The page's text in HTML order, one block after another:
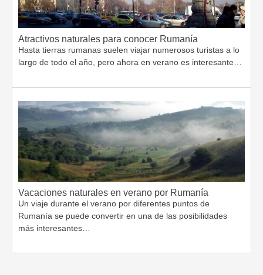
Atractivos naturales para conocer Rumanía
Hasta tierras rumanas suelen viajar numerosos turistas a lo
largo de todo el año, pero ahora en verano es interesante…
Vacaciones naturales en verano por Rumanía
Un viaje durante el verano por diferentes puntos de
Rumanía se puede convertir en una de las posibilidades
más interesantes…